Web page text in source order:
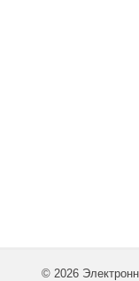
© 2026